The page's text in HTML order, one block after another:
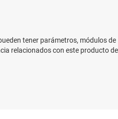
tener parámetros, módulos de
relacionados con este producto de